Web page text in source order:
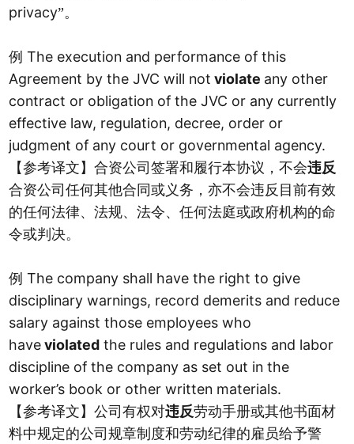
privacy”。
例 The execution and performance of this
Agreement by the JVC will not violate any other
contract or obligation of the JVC or any currently
effective law, regulation, decree, order or
judgment of any court or governmental agency.
【参考译文】合资公司签署和履行本协议，不会违反
合资公司任何其他合同或义务，亦不会违反目前有效
的任何法律、法规、法令、任何法庭或政府机构的命
令或判决。
例 The company shall have the right to give
disciplinary warnings, record demerits and reduce
salary against those employees who
haveviolated the rules and regulations and labor
discipline of the company as set out in the
worker’s book or other written materials.
【参考译文】公司有权对违反劳动手册或其他书面材
料中规定的公司规章制度和劳动纪律的雇员给予警